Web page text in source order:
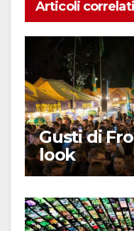
Articoli correlati
Gusti di
look